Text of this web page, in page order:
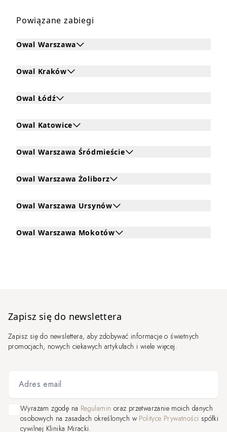
Powiązane zabiegi
Owal Warszawa
Kliknij, aby rozwinąć i zobaczyć zabiegi dla Owal
Owal Kraków
Kliknij, aby rozwinąć i zobaczyć zabiegi dla Owal Kraków
Owal Łódź
Kliknij, aby rozwinąć i zobaczyć zabiegi dla Owal Łódź
Owal Katowice
Kliknij, aby rozwinąć i zobaczyć zabiegi dla Owal
Owal Warszawa Śródmieście
Kliknij, aby rozwinąć i zobaczyć zabiegi dla Owal
Owal Warszawa Żoliborz
Kliknij, aby rozwinąć i zobaczyć zabiegi dla Owal
Owal Warszawa Ursynów
Kliknij, aby rozwinąć i zobaczyć zabiegi dla Owal
Owal Warszawa Mokotów
Kliknij, aby rozwinąć i zobaczyć zabiegi dla Owal
Zapisz się do newslettera
Zapisz się do newslettera, aby zdobywać informacje o świetnych
promocjach, nowych ciekawych artykułach i wiele więcej.
Wyrażam zgodę na Regulamin oraz przetwarzanie moich danych
osobowych na zasadach określonych w Polityce Prywatności spółki
cywilnej Klinika Miracki.